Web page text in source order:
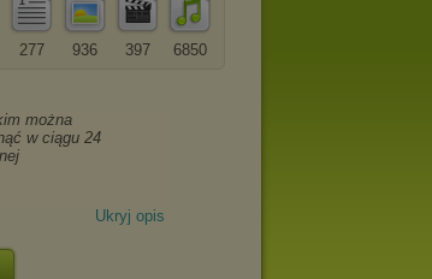
6850
397
936
277
Ukryj opis